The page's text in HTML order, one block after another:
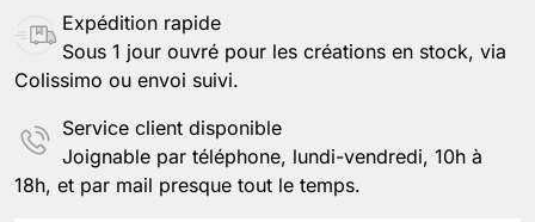
Expédition rapide
Sous 1 jour ouvré pour les créations en stock, via
Colissimo ou envoi suivi.
Service client disponible
Joignable par téléphone, lundi-vendredi, 10h à
18h, et par mail presque tout le temps.